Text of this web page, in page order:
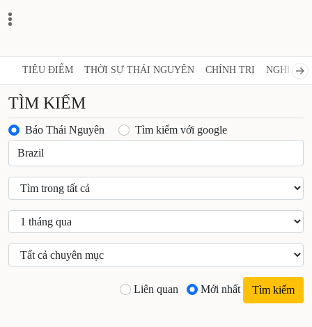
TIÊU ĐIỂM THỜI SỰ THÁI NGUYÊN CHÍNH TRỊ NGHỊ
TÌM KIẾM
Báo Thái Nguyên Tìm kiếm với google
Liên quan Mới nhất Tìm kiếm